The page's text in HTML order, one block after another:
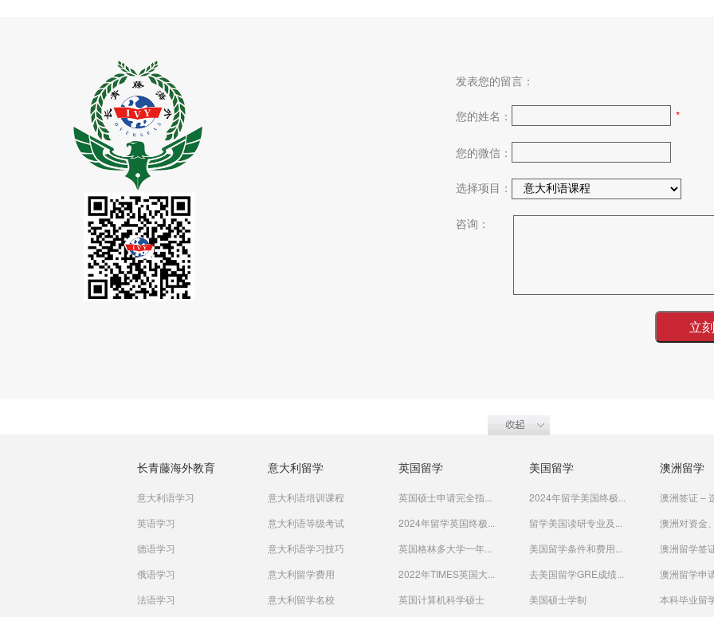
发表您的留言：
您的姓名： *
您的微信：
选择项目：
咨询：
长青藤海外教育
意大利语学习
英语学习
德语学习
俄语学习
法语学习
意大利留学
意大利语培训课程
意大利语等级考试
意大利语学习技巧
意大利留学费用
意大利留学名校
英国留学
英国硕士申请完全指...
2024年留学英国终极...
英国格林多大学一年...
2022年TIMES英国大...
英国计算机科学硕士
美国留学
2024年留学美国终极...
留学美国读研专业及...
美国留学条件和费用...
去美国留学GRE成绩...
美国硕士学制
澳洲留学
澳洲签证 –
澳洲对资金
澳洲留学签
澳洲留学申
本科毕业留